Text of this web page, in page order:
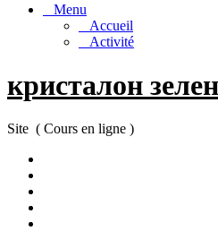
Menu
Accueil
Activité
кристалон
Site ( Cours en ligne )